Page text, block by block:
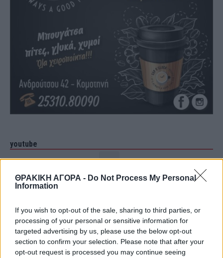
ΘΡΑΚΙΚΗ ΑΓΟΡΑ - Do Not Process My Personal
Information
If you wish to opt-out of the sale, sharing to third parties, or
processing of your personal or sensitive information for
targeted advertising by us, please use the below opt-out
section to confirm your selection. Please note that after your
opt-out request is processed you may continue seeing
youtube